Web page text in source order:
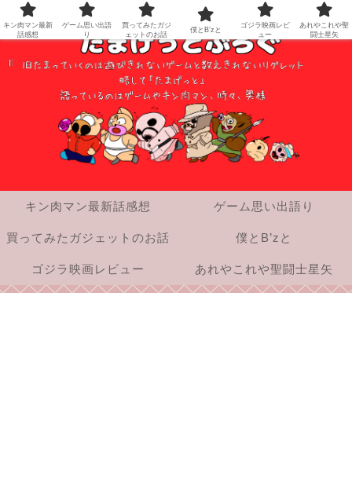
キン肉マン最新話感想 ゲーム思い出語り
買ってみたガジェットのお話 僕とB’zと
ゴジラ映画レビュー あれやこれや聖闘士星矢
キン肉マン最新
話感想
ゲーム思い出語
り
買ってみたガジ
ェットのお話
僕とB’zと
ゴジラ映画レビ
ュー
あれやこれや聖
闘士星矢